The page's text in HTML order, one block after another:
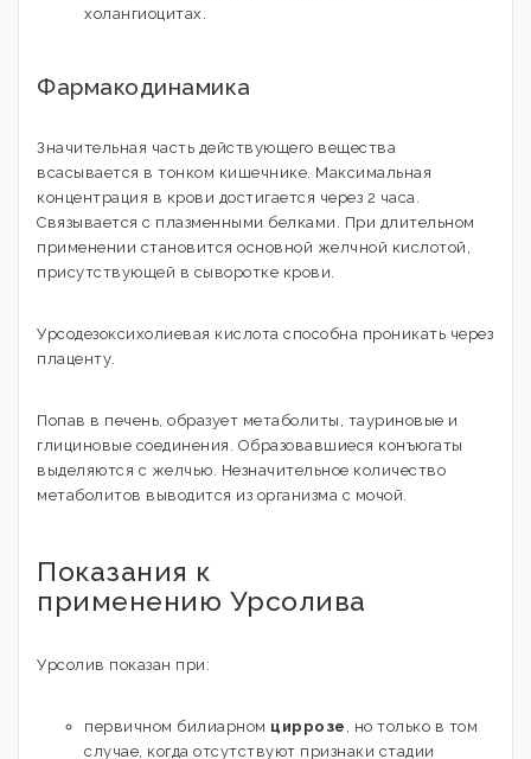
холангиоцитах.
Фармакодинамика
Значительная часть действующего вещества
всасывается в тонком кишечнике. Максимальная
концентрация в крови достигается через 2 часа.
Связывается с плазменными белками. При длительном
применении становится основной желчной кислотой,
присутствующей в сыворотке крови.
Урсодезоксихолиевая кислота способна проникать через
плаценту.
Попав в печень, образует метаболиты, тауриновые и
глициновые соединения. Образовавшиеся конъюгаты
выделяются с желчью. Незначительное количество
метаболитов выводится из организма с мочой.
Показания к
применению Урсолива
Урсолив показан при:
первичном билиарном циррозе , но только в том
случае, когда отсутствуют признаки стадии